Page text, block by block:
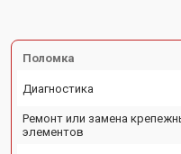
Поломка
Диагностика
Ремонт или замена
элементов